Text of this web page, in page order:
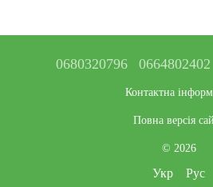
0680320796 0664802402
Контактна
Повна версія
© 2026
Укр Рус